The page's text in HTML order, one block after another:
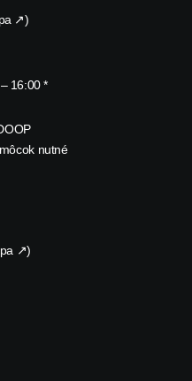
↗)
16:00 *
nutné
↗)